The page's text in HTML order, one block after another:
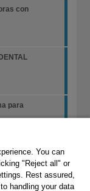
con
para
You can
"Reject all" or
Rest assured,
handling your data